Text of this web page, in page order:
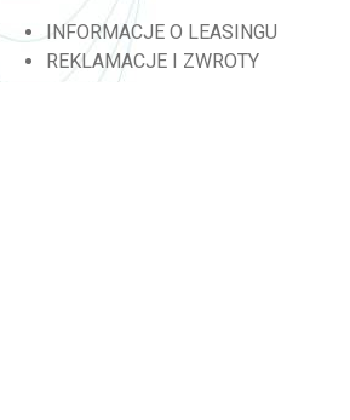
INFORMACJE O LEASINGU
REKLAMACJE I ZWROTY
DOSTAWA